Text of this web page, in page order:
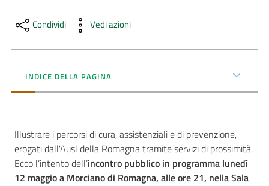
Carta
dei
Servizi
Dedicato
a...
e
Concorsi
Condividi Vedi azioni
INDICE DELLA PAGINA
Illustrare i percorsi di cura, assistenziali e di prevenzione,
erogati dall'Ausl della Romagna tramite servizi di prossimità.
Ecco l’intento dell’incontro pubblico in programma lunedì
12 maggio a Morciano di Romagna, alle ore 21, nella Sala